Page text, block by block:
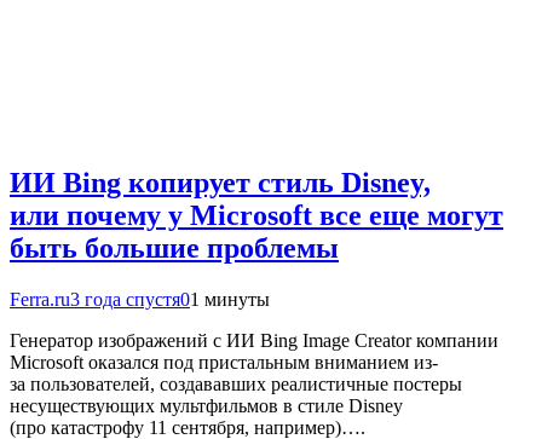
ИИ Bing копирует стиль Disney,
или почему у Microsoft все еще могут
быть большие проблемы
Ferra.ru3 года спустя01 минуты
Генератор изображений с ИИ Bing Image Creator компании
Microsoft оказался под пристальным вниманием из-
за пользователей, создававших реалистичные постеры
несуществующих мультфильмов в стиле Disney
(про катастрофу 11 сентября, например)….